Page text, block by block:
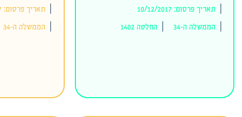
תאריך פרסום: 10/12/2017
הממשלה ה-34
החלטה 1402
תאריך פרסום: 13/11/2017
הממשלה ה-34